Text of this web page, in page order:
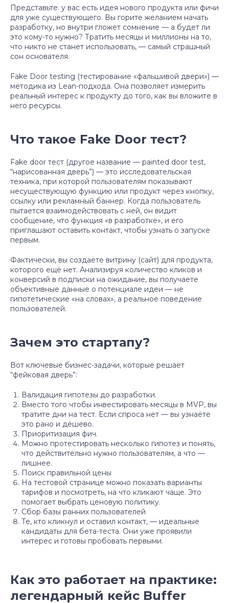
Представьте: у вас есть идея нового продукта или фичи
для уже существующего. Вы горите желанием начать
разработку, но внутри гложет сомнение — а будет ли
это кому-то нужно? Тратить месяцы и миллионы на то,
что никто не станет использовать, — самый страшный
сон основателя.
Fake Door testing (тестирование «фальшивой двери») —
методика из Lean-подхода. Она позволяет измерить
реальный интерес к продукту до того, как вы вложите в
него ресурсы.
Что такое Fake Door тест?
Fake door тест (другое название — painted door test,
“нарисованная дверь”) — это исследовательская
техника, при которой пользователям показывают
несуществующую функцию или продукт через кнопку,
ссылку или рекламный баннер. Когда пользователь
пытается взаимодействовать с ней, он видит
сообщение, что функция «в разработке», и его
приглашают оставить контакт, чтобы узнать о запуске
первым.
Фактически, вы создаёте витрину (сайт) для продукта,
которого ещё нет. Анализируя количество кликов и
конверсий в подписки на ожидание, вы получаете
объективные данные о потенциале идеи — не
гипотетические «на словах», а реальное поведение
пользователей.
Зачем это стартапу?
Вот ключевые бизнес-задачи, которые решает
“фейковая дверь”:
Валидация гипотезы до разработки.
Вместо того чтобы инвестировать месяцы в MVP, вы
тратите дни на тест. Если спроса нет — вы узнаёте
это рано и дёшево.
Приоритизация фич.
Можно протестировать несколько гипотез и понять,
что действительно нужно пользователям, а что —
лишнее.
Поиск правильной цены
На тестовой странице можно показать варианты
тарифов и посмотреть, на что кликают чаще. Это
помогает выбрать ценовую политику.
Сбор базы ранних пользователей
Те, кто кликнул и оставил контакт, — идеальные
кандидаты для бета-теста. Они уже проявили
интерес и готовы пробовать первыми.
Как это работает на практике:
легендарный кейс Buffer